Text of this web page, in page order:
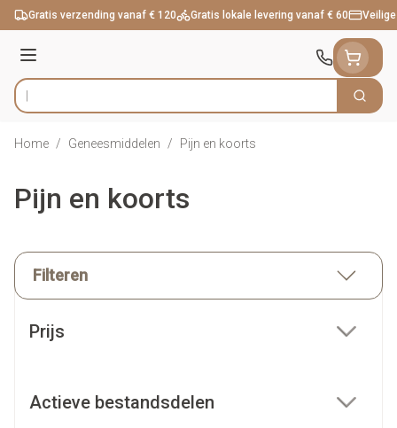
Ga naar de inhoud
Gratis verzending vanaf € 120 Gratis lokale levering vanaf € 60
Menu
Product, merk, categorie... Zoek
Home / Geneesmiddelen / Pijn en koorts
Pijn en koorts
Filteren
Prijs
Actieve bestandsdelen